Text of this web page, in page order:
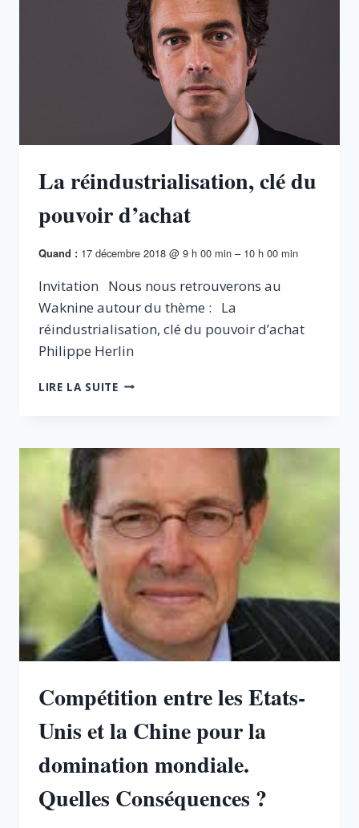
La réindustrialisation, clé du
pouvoir d’achat
Quand : 17 décembre 2018 @ 9 h 00 min – 10 h 00 min
Invitation Nous nous retrouverons au
Waknine autour du thème : La
réindustrialisation, clé du pouvoir d’achat
Philippe Herlin
LIRE LA SUITELA
POUVOIR
Compétition entre les Etats-
Unis et la Chine pour la
domination mondiale.
Quelles Conséquences ?